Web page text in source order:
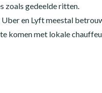
zoals gedeelde ritten.
en Lyft meestal
komen met lokale